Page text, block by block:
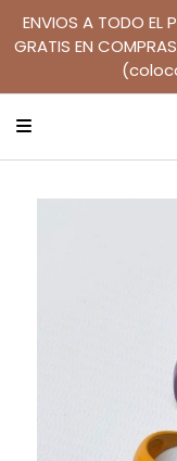
ENVIOS A TODO EL
GRATIS EN